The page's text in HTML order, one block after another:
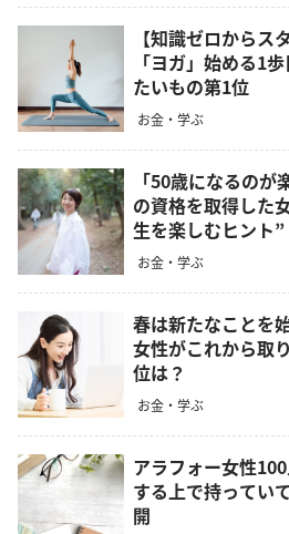
【知識ゼロからス
「ヨガ」始める1歩目！ saita読者
たいもの第1位
お金・学ぶ
「50歳になるの
の資格を取得した
生を楽しむヒント”
お金・学ぶ
春は新たなことを
女性がこれから取
位は？
お金・学ぶ
アラフォー女性
する上で持ってい
開